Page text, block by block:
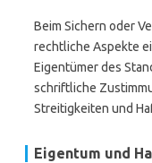
Beim Sichern oder
rechtliche Aspekte
Eigentümer des
schriftliche
Streitigkeiten und
Eigentum und